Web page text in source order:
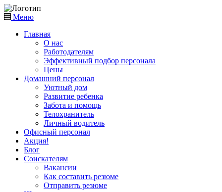
Меню
Главная
О нас
Работодателям
Эффективный подбор персонала
Цены
Домашний персонал
Уютный дом
Развитие ребенка
Забота и помощь
Телохранитель
Личный водитель
Офисный персонал
Акция!
Блог
Соискателям
Вакансии
Как составить резюме
Отправить резюме